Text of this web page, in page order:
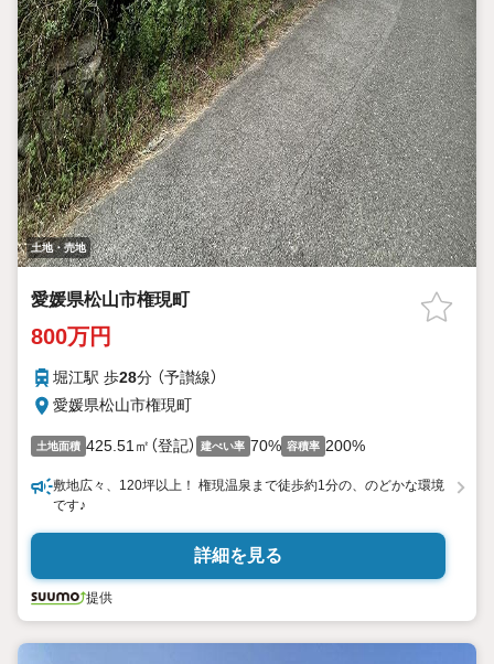
土地・売地
愛媛県松山市権現町
800万円
堀江駅 歩28分 （予讃線）
愛媛県松山市権現町
土地面積 425.51㎡（登記） 建ぺい率 70% 容積率 200%
敷地広々、120坪以上！ 権現温泉まで徒歩約1分の、のどかな環境
です♪
詳細を見る
提供